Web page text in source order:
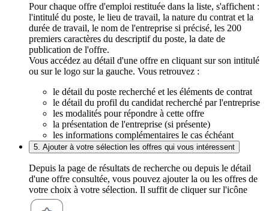
Pour chaque offre d'emploi restituée dans la liste, s'affichent :
l'intitulé du poste, le lieu de travail, la nature du contrat et la
durée de travail, le nom de l'entreprise si précisé, les 200
premiers caractères du descriptif du poste, la date de
publication de l'offre.
Vous accédez au détail d'une offre en cliquant sur son intitulé
ou sur le logo sur la gauche. Vous retrouvez :
le détail du poste recherché et les éléments de contrat
le détail du profil du candidat recherché par l'entreprise
les modalités pour répondre à cette offre
la présentation de l'entreprise (si présente)
les informations complémentaires le cas échéant
5. Ajouter à votre sélection les offres qui vous intéressent
Depuis la page de résultats de recherche ou depuis le détail
d'une offre consultée, vous pouvez ajouter la ou les offres de
votre choix à votre sélection. Il suffit de cliquer sur l'icône